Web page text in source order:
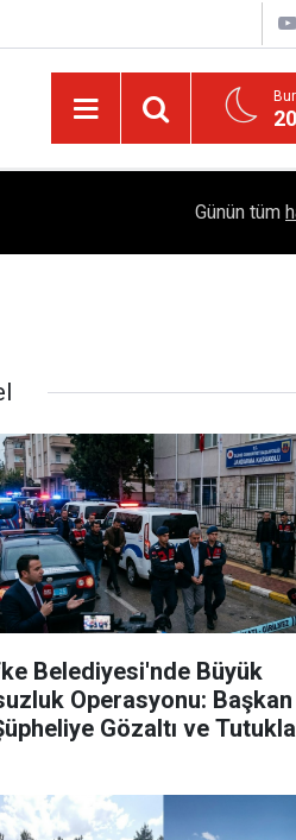
Günün tüm
Belediyesi'nde Büyük
Operasyonu: Başkan
Gözaltı ve